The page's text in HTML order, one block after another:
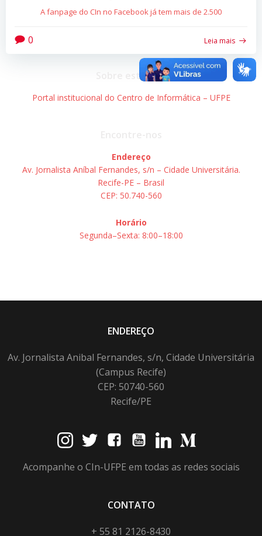
A fanpage do CIn no Facebook já tem mais de 2.500
0 Leia mais
Sobre este site
Portal institucional do Centro de Informática – UFPE
Endereço
Av. Jornalista Aníbal Fernandes, s/n – Cidade Universitária.
Recife-PE – Brasil
CEP: 50.740-560
Horário
Segunda–Sexta: 8:00–18:00
ENDEREÇO
Av. Jornalista Anibal Fernandes, s/n, Cidade Universitária
(Campus Recife)
CEP: 50740-560
Recife/PE
Acompanhe o CIn-UFPE em todas as redes sociais
CONTATO
+ 55 81 2126-8430